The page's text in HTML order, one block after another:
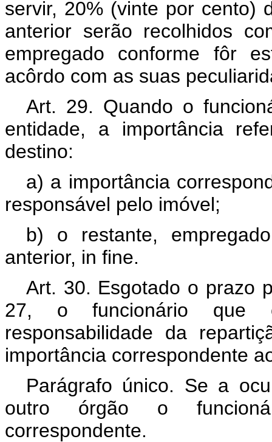
servir, 20% (vinte por cento)
anterior serão recolhidos
empregado conforme fôr
acôrdo com as suas
Art. 29. Quando o
entidade, a importância
destino:
a) a importância
responsável pelo imóvel;
b) o restante,
anterior, in fine.
Art. 30. Esgotado o prazo
27, o funcionário que
responsabilidade da
importância correspondente
Parágrafo único. Se a
outro órgão o
correspondente.